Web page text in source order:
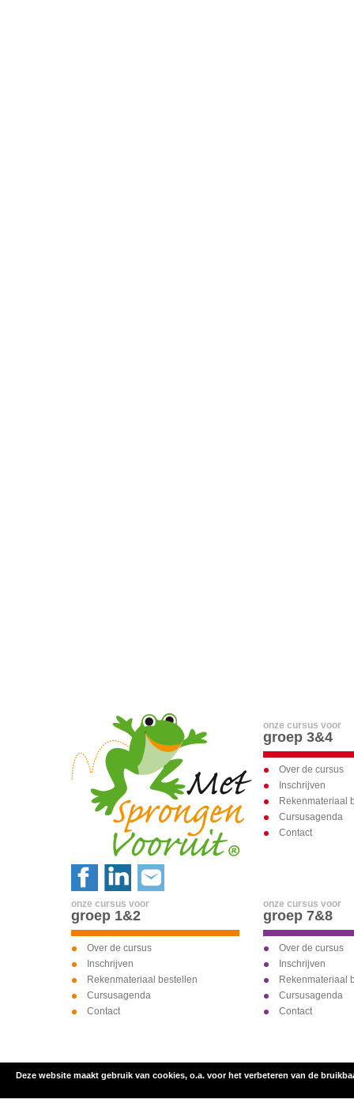
onze cursus voor
groep 3&4
Over de cursus
Inschrijven
Rekenmateriaal
Cursusagenda
Contact
onze cursus voor
groep 1&2
Over de cursus
Inschrijven
Rekenmateriaal bestellen
Cursusagenda
Contact
onze cursus voor
groep 7&8
Over de cursus
Inschrijven
Rekenmateriaal
Cursusagenda
Contact
inschrijven voor
Deze website maakt gebruik van cookies, o.a. voor het verbeteren van de